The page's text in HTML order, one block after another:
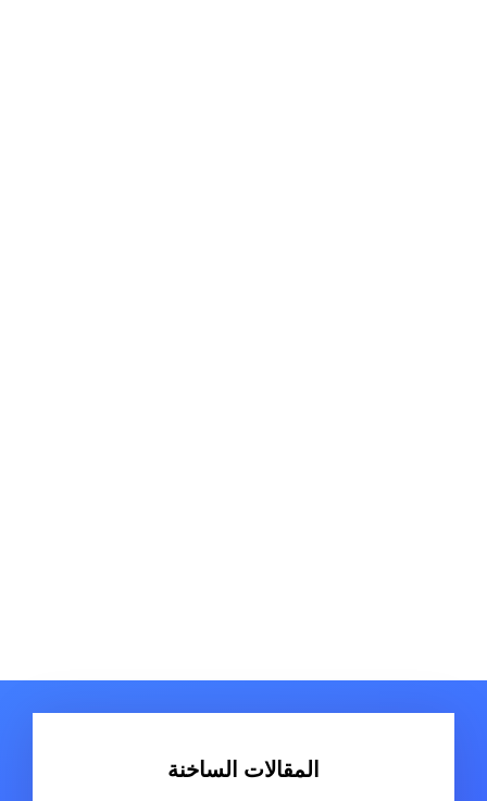
المقالات الساخنة